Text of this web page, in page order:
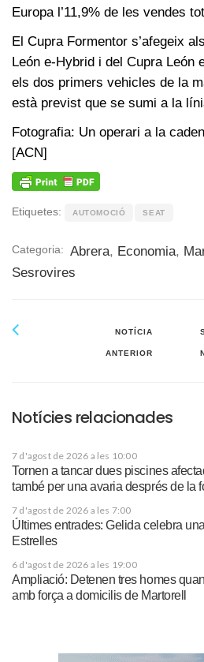
Europa l’11,9% de les vendes
El Cupra Formentor s’afegeix
León e-Hybrid i del Cupra León
els dos primers vehicles de la
està previst que se sumi a la
Fotografia: Un operari a la
[ACN]
Etiquetes: AUTOMOCIÓ SEAT
Categoria: Abrera, Economia,
Sesrovires
NOTÍCIA
ANTERIOR
Notícies relacionades
7 d'agost de 2026 a les 10:00
Tornen a tancar dues piscines
també per una avaria després de la
7 d'agost de 2026 a les 7:00
Últimes entrades: Gelida celebra
Estrelles
6 d'agost de 2026 a les 19:00
Ampliació: Detenen tres homes
amb força a domicilis de Martorell